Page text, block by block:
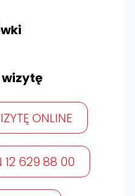
wizytę
ONLINE
12 629 88 00